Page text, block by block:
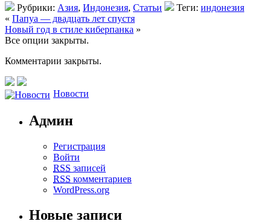
Рубрики: Азия, Индонезия, Статьи Теги: индонезия
« Папуа — двадцать лет спустя
Новый год в стиле киберпанка »
Все опции закрыты.
Комментарии закрыты.
Новости
Админ
Регистрация
Войти
RSS записей
RSS комментариев
WordPress.org
Новые записи